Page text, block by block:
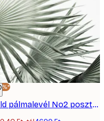
Zöld pálmalevél No2 poszter